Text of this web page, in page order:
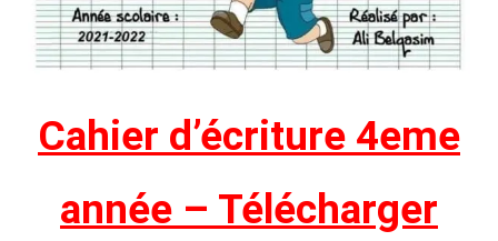
Cahier d’écriture 4eme
année – Télécharger